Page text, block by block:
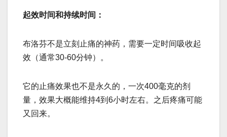
起效时间和持续时间：
布洛芬不是立刻止痛的神药，需要一定时间吸收起
效（通常30-60分钟）。
它的止痛效果也不是永久的，一次400毫克的剂
量，效果大概能维持4到6小时左右。之后疼痛可能
又回来。